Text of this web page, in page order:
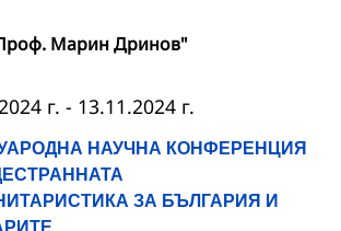
Марин Дринов"
НАУЧНА КОНФЕРЕНЦИЯ
ЗА БЪЛГАРИЯ И
г. - 13.11.2024 г.